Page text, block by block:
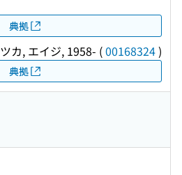
典拠
カ, エイジ, 1958- (00168324)
典拠